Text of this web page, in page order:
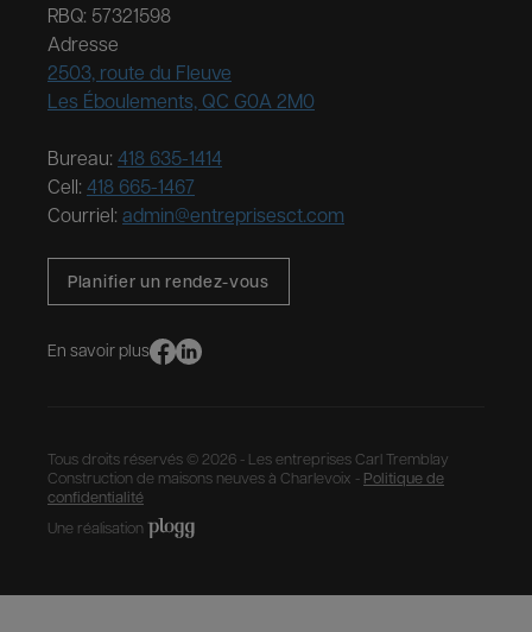
RBQ: 57321598
Adresse
2503, route du Fleuve
Les Éboulements, QC G0A 2M0
Bureau: 418 635-1414
Cell: 418 665-1467
Courriel: admin@entreprisesct.com
Planifier un rendez-vous
En savoir plus
Tous droits réservés © 2026 - Les entreprises Carl Tremblay
Construction de maisons neuves à Charlevoix - Politique de
confidentialité
Une réalisation